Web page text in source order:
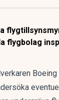
flygbolag
Boeing